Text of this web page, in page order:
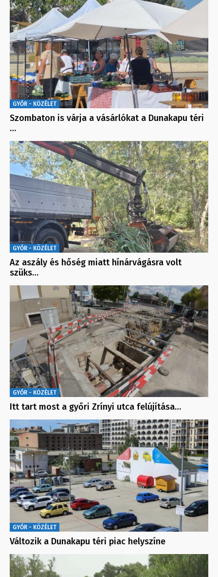
GYŐR - KÖZÉLET
Szombaton is várja a vásárlókat a Dunakapu téri
…
GYŐR - KÖZÉLET
Az aszály és hőség miatt hínárvágásra volt
szüks…
GYŐR - KÖZÉLET
Itt tart most a győri Zrínyi utca felújítása…
GYŐR - KÖZÉLET
Változik a Dunakapu téri piac helyszíne